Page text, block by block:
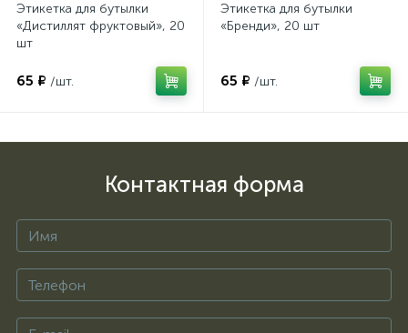
Этикетка для бутылки
«Дистиллят фруктовый», 20
шт
65 ₽ /шт.
Этикетка для бутылки
«Бренди», 20 шт
65 ₽ /шт.
Контактная форма